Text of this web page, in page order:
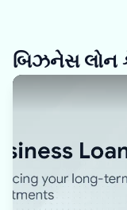
બિઝનેસ લોન